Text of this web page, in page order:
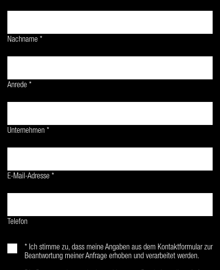
Nachname *
Anrede *
Unternehmen *
E-Mail-Adresse *
Telefon
* Ich stimme zu, dass meine Angaben aus dem Kontaktformular zur
Beantwortung meiner Anfrage erhoben und verarbeitet werden.